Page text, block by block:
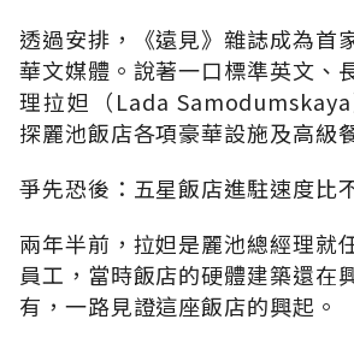
透過安排，《遠見》雜誌成為首
華文媒體。說著一口標準英文、
理拉妲（Lada
探麗池飯店各項豪華設施及高級
爭先恐後：五星飯店進駐速度比
兩年半前，拉妲是麗池總經理就
員工，當時飯店的硬體建築還在
有，一路見證這座飯店的興起。